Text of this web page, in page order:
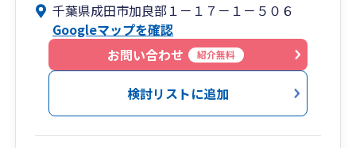
千葉県成田市加良部１－１７－１－５０６
Googleマップを確認
お問い合わせ
紹介無料
検討リストに追加